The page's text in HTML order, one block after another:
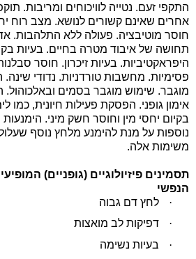
התקפי זעם. נטייה לוויכוחים ומריבות.
אחרים שאינם קשורים לנושא. מצב רוח
חוסר מוטיבציה. פעולה ללא התלהבות.
תחושה של איבוד מטרה בחיים. בעיות
היפראקטיביות. בעיות זיכרון. חוסר
פסימיות. מחשבות טורדניות. נדודי שינה.
מוגבר. שימוש מוגבר בסמים
אימון גופני. הפסקת פעילות חיונית, כמו
בקיום יחסי מין וחוסר חשק מיני.
נוספות על מנת להימנע מלחץ נוסף
משימות אלה.
תסמינים פיזיולוגיים (גופניים)
הנפשי
·
לחץ דם גבוה
·
דפיקות לב מואצות
·
בעיות נשימה